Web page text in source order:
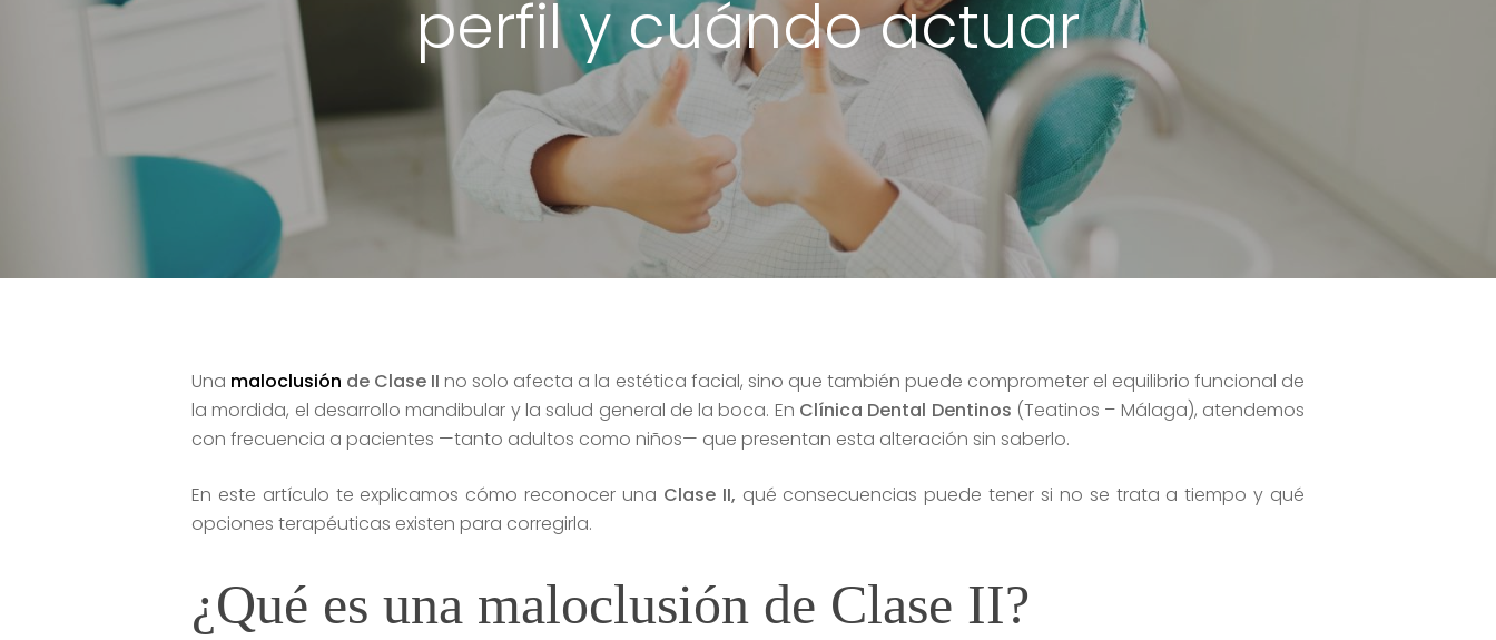
Hit enter to search or ESC to close
perfil y cuándo actuar
Una maloclusión de Clase II no solo afecta a la estética facial, sino que también puede comprometer el equilibrio funcional de
la mordida, el desarrollo mandibular y la salud general de la boca. En Clínica Dental Dentinos (Teatinos – Málaga), atendemos
con frecuencia a pacientes —tanto adultos como niños— que presentan esta alteración sin saberlo.
En este artículo te explicamos cómo reconocer una Clase II, qué consecuencias puede tener si no se trata a tiempo y qué
opciones terapéuticas existen para corregirla.
¿Qué es una maloclusión de Clase II?